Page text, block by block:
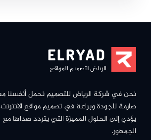
ELRYAD
الرياض لتصميم المواقع
نحن في شركة الرياض للتصميم نحمل أنفسنا
صارمة للجودة وبراعة في تصميم مواقع الانترنت
يؤدي إلى الحلول المميزة التي يتردد صداها مع
الجمهور.